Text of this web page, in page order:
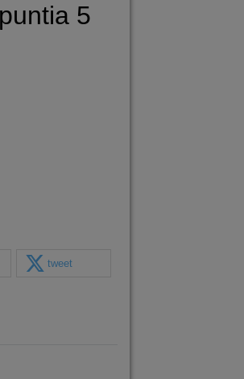
5
tweet